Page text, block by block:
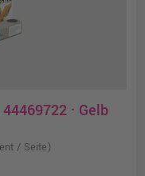
· Gelb
/ Seite)